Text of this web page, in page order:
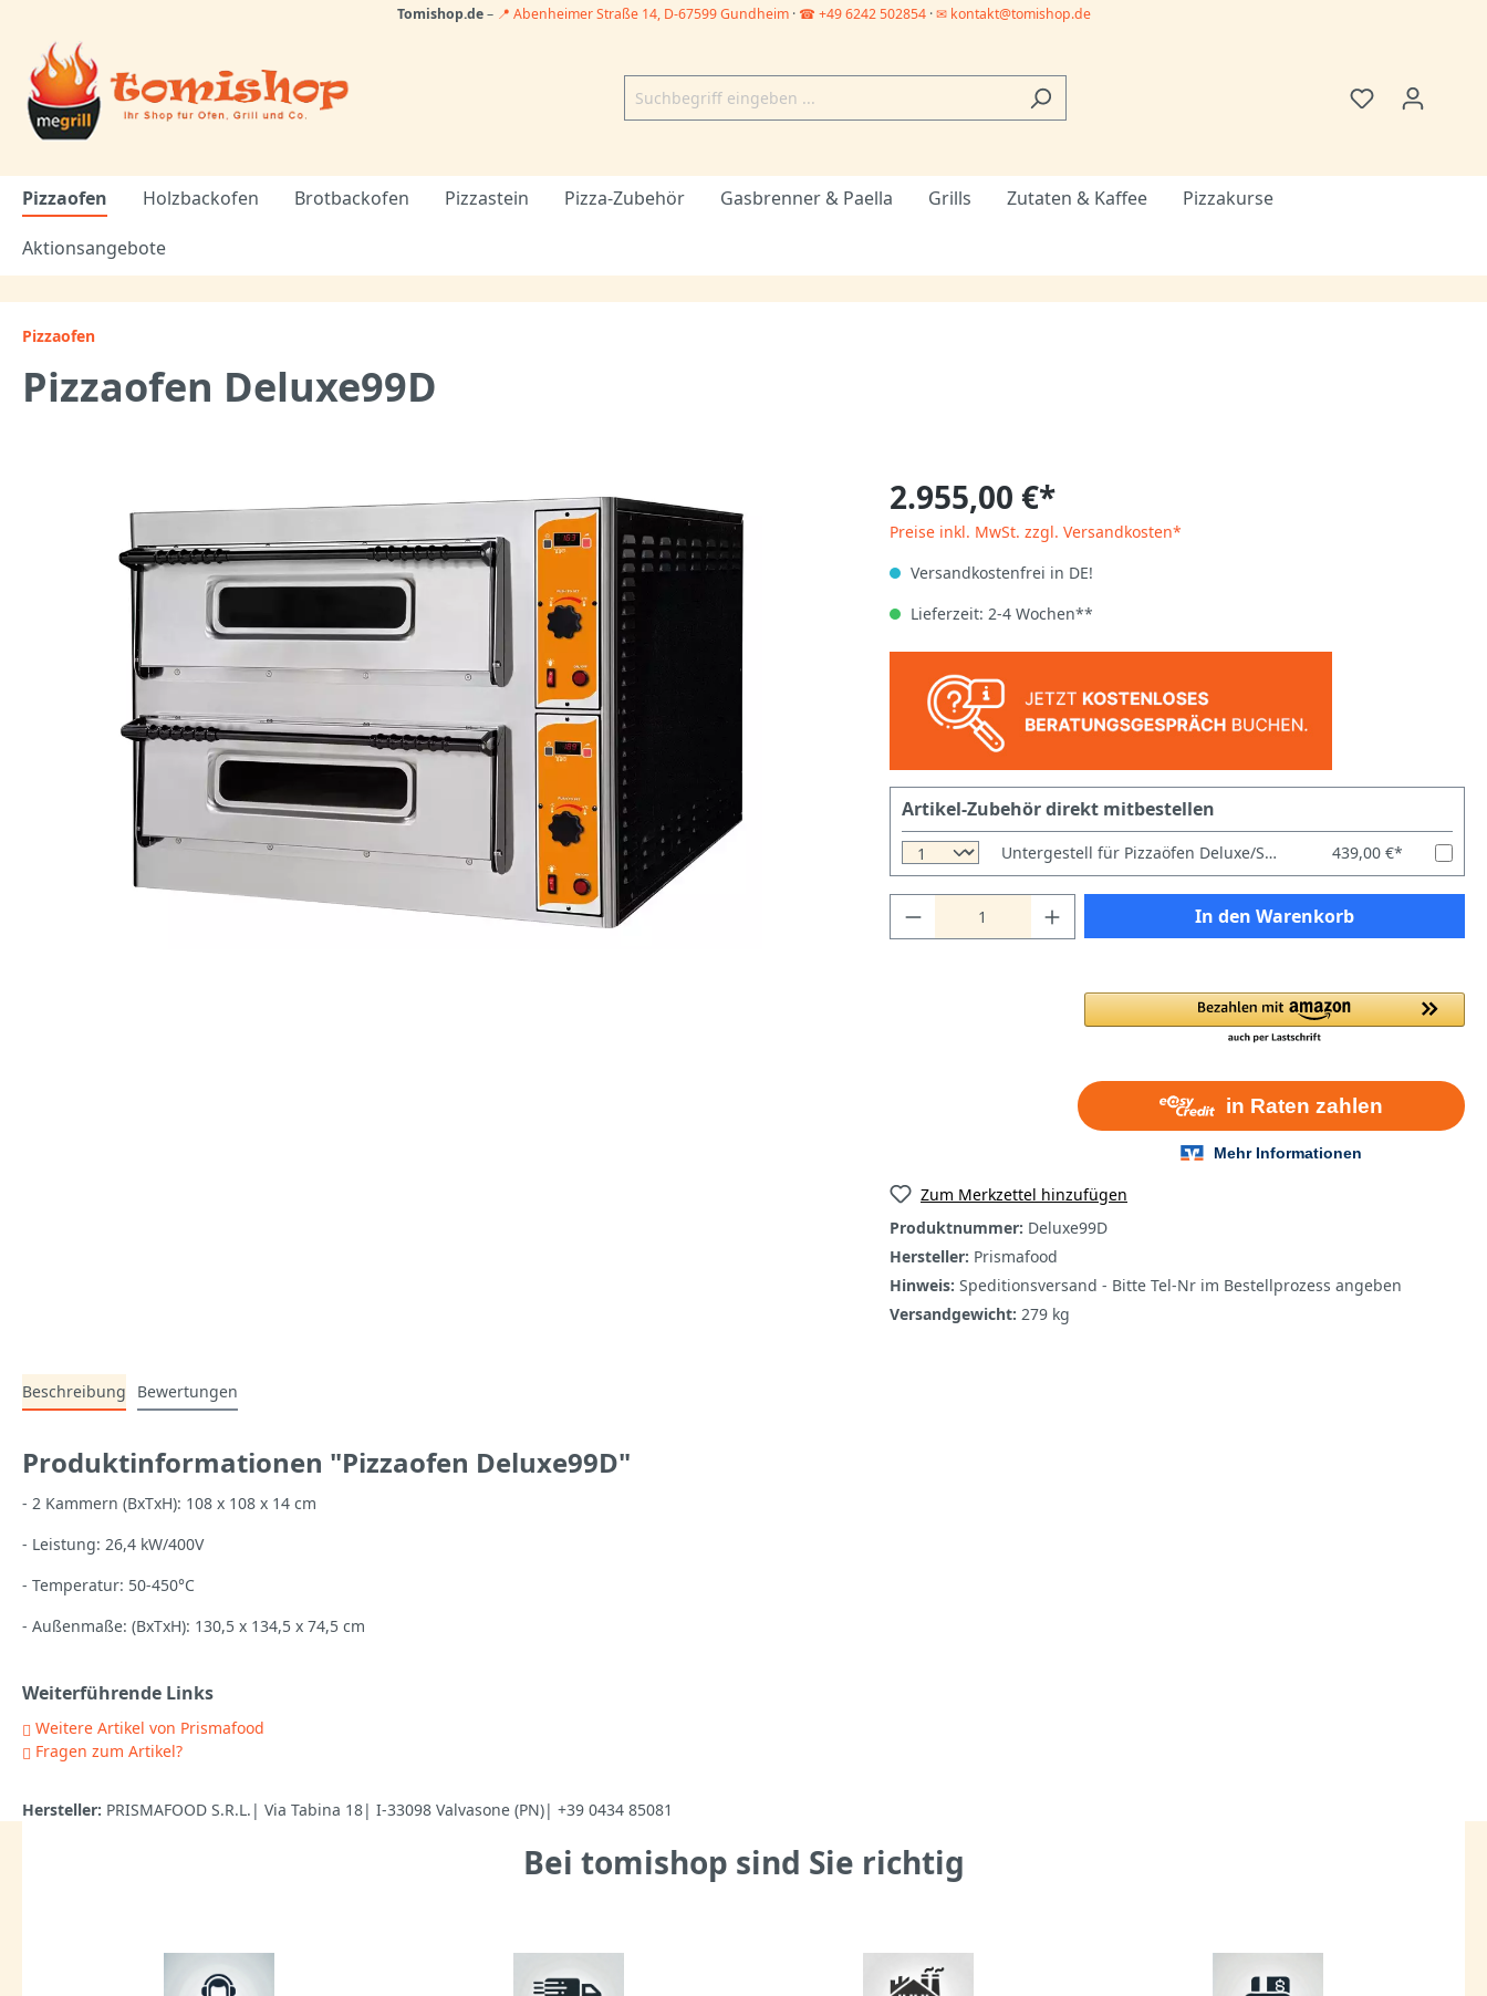
Tomishop.de– 📍 Abenheimer Straße 14, D-67599 Gundheim · ☎ +49 6242 502854·✉ kontakt@tomishop.de
Pizzaofen Holzbackofen Brotbackofen Pizzastein Pizza-Zubehör Gasbrenner & Paella Grills Zutaten & Kaffee Pizzakurse
Aktionsangebote
Pizzaofen
Pizzaofen Deluxe99D
2.955,00 €*
Preise inkl. MwSt. zzgl. Versandkosten*
Versandkostenfrei in DE!
Lieferzeit: 2-4 Wochen**
Artikel-Zubehör direkt mitbestellen
Untergestell für Pizzaöfen Deluxe/Special/Power/Italia/Master 99 439,00 €*
In den Warenkorb
Zum Merkzettel hinzufügen
Produktnummer: Deluxe99D
Hersteller: Prismafood
Hinweis: Speditionsversand - Bitte Tel-Nr im Bestellprozess angeben
Versandgewicht: 279 kg
Beschreibung Bewertungen
Produktinformationen "Pizzaofen Deluxe99D"
- 2 Kammern (BxTxH): 108 x 108 x 14 cm
- Leistung: 26,4 kW/400V
- Temperatur: 50-450°C
- Außenmaße: (BxTxH): 130,5 x 134,5 x 74,5 cm
Weiterführende Links
Weitere Artikel von Prismafood
Fragen zum Artikel?
Hersteller: PRISMAFOOD S.R.L.| Via Tabina 18| I-33098 Valvasone (PN)| +39 0434 85081
Bei tomishop sind Sie richtig